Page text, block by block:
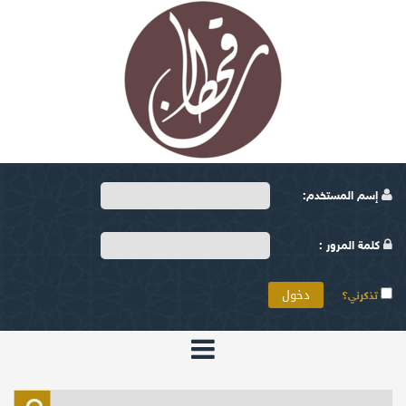
إسم المستخدم:
كلمة المرور :
تذكرني؟